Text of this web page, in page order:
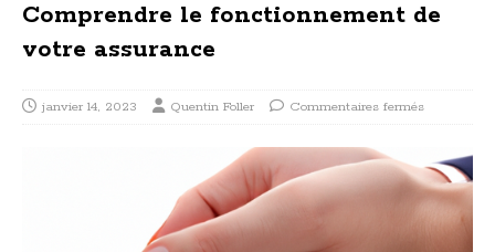
Comprendre le fonctionnement de
votre assurance
janvier 14, 2023 Quentin Foller Commentaires fermés